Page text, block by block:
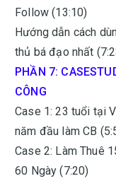
Follow (13:10)
Hướng dẫn cách
thủ bá đạo nhất
PHẦN 7:
CÔNG
Case 1: 23 tuổi tại
năm đầu làm CB
Case 2: Làm Thuê
60 Ngày (7:20)